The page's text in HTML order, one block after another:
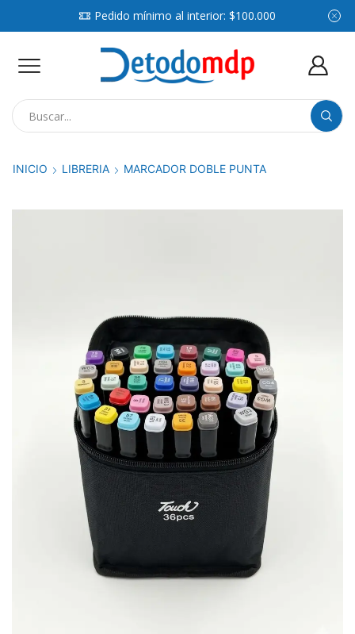
Pedido mínimo al interior: $100.000
INICIO LIBRERIA MARCADOR DOBLE PUNTA